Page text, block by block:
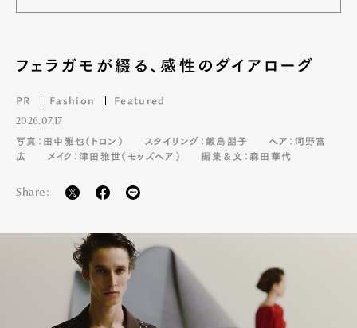
フェラガモが綴る、感性のダイアローグ
PR Fashion Featured
2026.07.17
写真：田中雅也（トロン）
スタイリング：飯島朋子
ヘア：河野富
広
メイク：津田雅世（モッズヘア） 編集＆文：森田華代
Share: